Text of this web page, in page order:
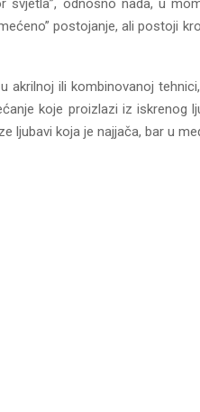
svjetla”, odnosno nada, u
postojanje, ali postoji
akrilnoj ili kombinovanoj
koje proizlazi iz iskrenog
ljubavi koja je najjača, bar u